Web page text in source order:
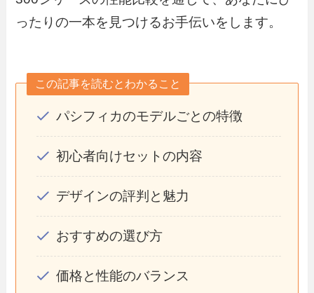
ったりの一本を見つけるお手伝いをします。
この記事を読むとわかること
パシフィカのモデルごとの特徴
初心者向けセットの内容
デザインの評判と魅力
おすすめの選び方
価格と性能のバランス